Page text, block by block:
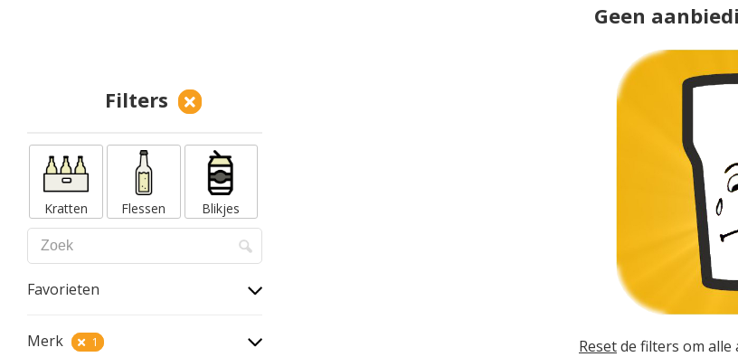
Filters
Kratten Flessen Blikjes
Favorieten
Merk 1
Geen
Resetde filters om alle